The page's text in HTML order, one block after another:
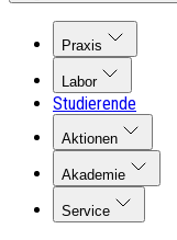
Praxis
Labor
Studierende
Aktionen
Akademie
Service